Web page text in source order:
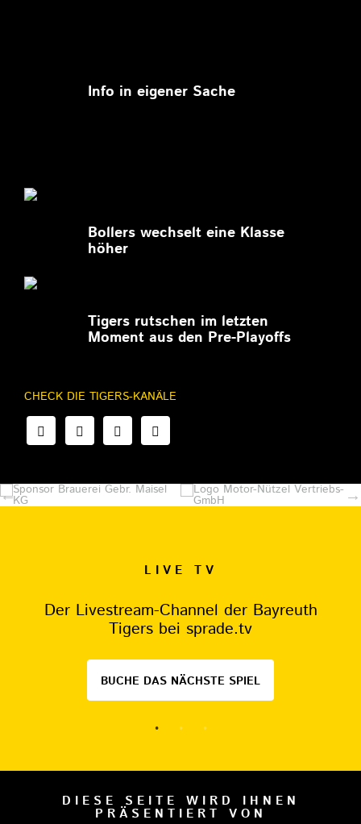
Info in eigener Sache
Bollers wechselt eine Klasse
höher
Tigers rutschen im letzten
Moment aus den Pre-Playoffs
CHECK DIE TIGERS-KANÄLE
LIVE TV
Der Livestream-Channel der Bayreuth
Tigers bei sprade.tv
BUCHE DAS NÄCHSTE SPIEL
DIESE SEITE WIRD IHNEN
PRÄSENTIERT VON